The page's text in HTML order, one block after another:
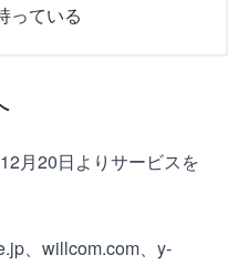
っている
月20日よりサービスを
、willcom.com、y-